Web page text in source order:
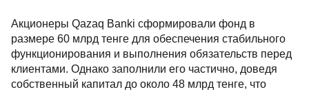
Акционеры Qazaq Banki сформировали фонд в
размере 60 млрд тенге для обеспечения стабильного
функционирования и выполнения обязательств перед
клиентами. Однако заполнили его частично, доведя
собственный капитал до около 48 млрд тенге, что